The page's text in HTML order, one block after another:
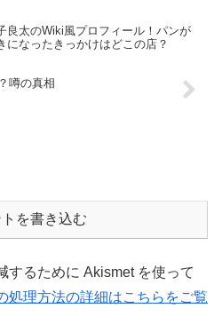
良太のWiki風プロフィール！パンが
になったきっかけはどこの店？
噂の真相
を書き込む
するために Akismet を使って
処理方法の詳細はこちらをご覧